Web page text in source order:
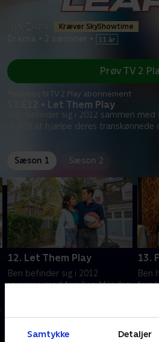
Samtykke Detaljer
Kræver SkyShowtime
• 2 sæsoner •
S1:E12 • Let Them Play
Ben befinder sig i 2012 sammen med
skal til at hjælpe deres transkønnede
Prøv TV 2
*tilkøbes til TV 2 Play abonnement
Sæson 1 Sæson 2
12. Let Them Play
Ben befinder sig i 2012
sammen med familien Méndez,
13.
Ben